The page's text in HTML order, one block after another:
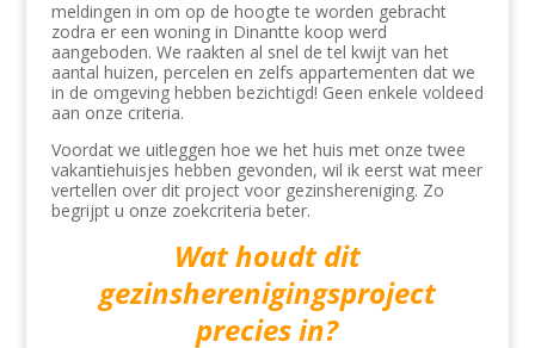
meldingen in om op de hoogte te worden gebracht
zodra er een woning in Dinantte koop werd
aangeboden. We raakten al snel de tel kwijt van het
aantal huizen, percelen en zelfs appartementen dat we
in de omgeving hebben bezichtigd! Geen enkele voldeed
aan onze criteria.
Voordat we uitleggen hoe we het huis met onze twee
vakantiehuisjes hebben gevonden, wil ik eerst wat meer
vertellen over dit project voor gezinshereniging. Zo
begrijpt u onze zoekcriteria beter.
Wat houdt dit
gezinsherenigingsproject
precies in?